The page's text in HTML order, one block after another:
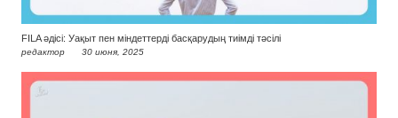
FILA әдісі: Уақыт пен міндеттерді басқарудың тиімді тәсілі
редактор 30 июня, 2025